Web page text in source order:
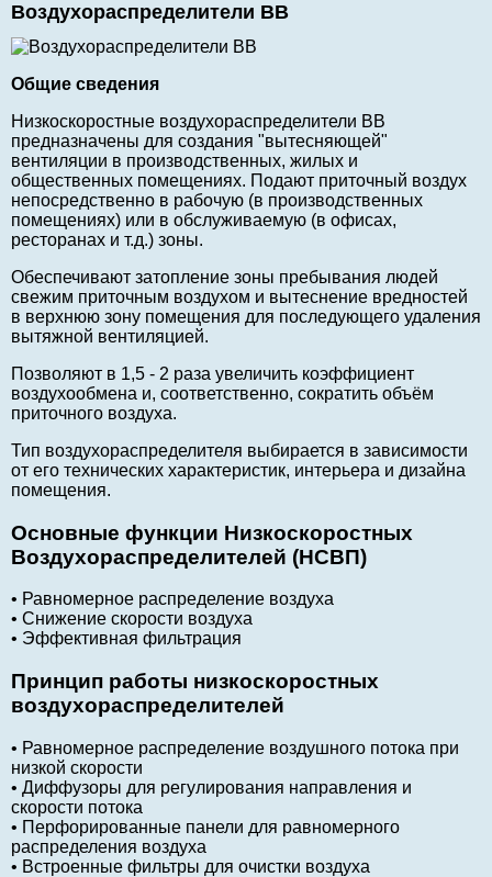
Воздухораспределители ВВ
Общие сведения
Низкоскоростные воздухораспределители ВВ
предназначены для создания "вытесняющей"
вентиляции в производственных, жилых и
общественных помещениях. Подают приточный воздух
непосредственно в рабочую (в производственных
помещениях) или в обслуживаемую (в офисах,
ресторанах и т.д.) зоны.
Обеспечивают затопление зоны пребывания людей
свежим приточным воздухом и вытеснение вредностей
в верхнюю зону помещения для последующего удаления
вытяжной вентиляцией.
Позволяют в 1,5 - 2 раза увеличить коэффициент
воздухообмена и, соответственно, сократить объём
приточного воздуха.
Тип воздухораспределителя выбирается в зависимости
от его технических характеристик, интерьера и дизайна
помещения.
Основные функции Низкоскоростных
Воздухораспределителей (НСВП)
• Равномерное распределение воздуха
• Снижение скорости воздуха
• Эффективная фильтрация
Принцип работы низкоскоростных
воздухораспределителей
• Равномерное распределение воздушного потока при
низкой скорости
• Диффузоры для регулирования направления и
скорости потока
• Перфорированные панели для равномерного
распределения воздуха
• Встроенные фильтры для очистки воздуха